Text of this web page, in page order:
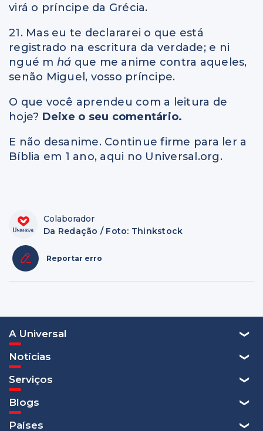
virá o príncipe da Grécia.
21. Mas eu te declararei o que está
registrado na escritura da verdade; e ni
ngué m há que me anime contra aqueles,
senão Miguel, vosso príncipe.
O que você aprendeu com a leitura de
hoje? Deixe o seu comentário.
E não desanime. Continue firme para ler a
Bíblia em 1 ano, aqui no Universal.org.
Colaborador
Da Redação / Foto: Thinkstock
Reportar erro
A Universal
Notícias
Serviços
Blogs
Países